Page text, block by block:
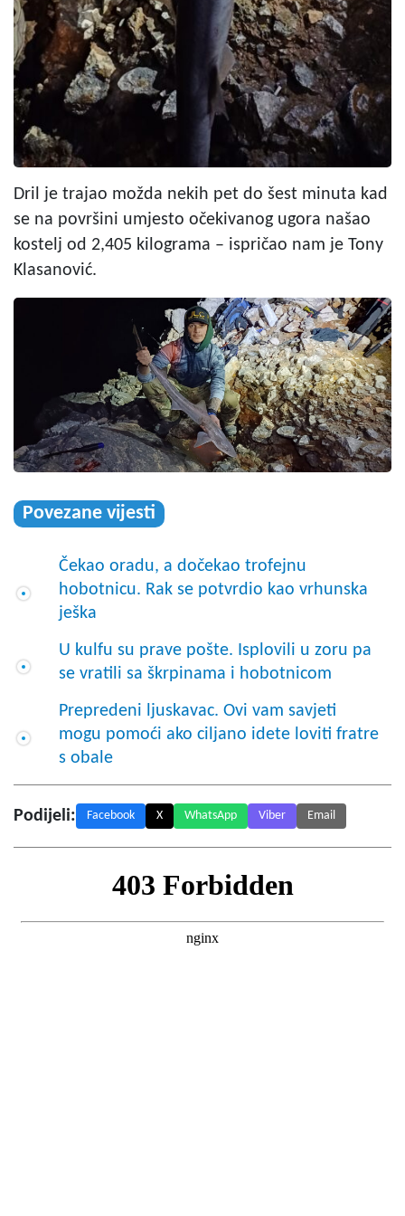
Dril je trajao možda nekih pet do šest minuta kad
se na površini umjesto očekivanog ugora našao
kostelj od 2,405 kilograma – ispričao nam je Tony
Klasanović.
Povezane vijesti
Čekao oradu, a dočekao trofejnu
hobotnicu. Rak se potvrdio kao vrhunska
ješka
U kulfu su prave pošte. Isplovili u zoru pa
se vratili sa škrpinama i hobotnicom
Prepredeni ljuskavac. Ovi vam savjeti
mogu pomoći ako ciljano idete loviti fratre
s obale
Podijeli: Facebook X WhatsApp Viber Email